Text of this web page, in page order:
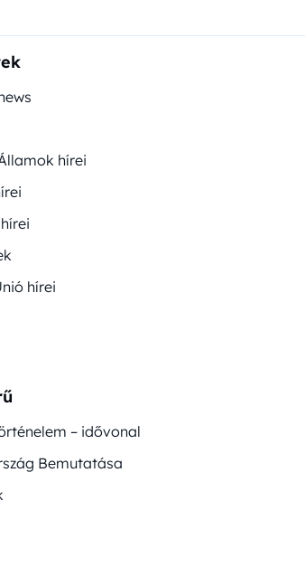
hírei
hírei
– idővonal
Bemutatása